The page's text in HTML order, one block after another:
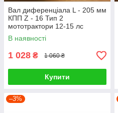
Вал диференціала L - 205 мм
КПП Z - 16 Тип 2
мототрактори 12-15 лс
В наявності
1 028 ₴ 1 060 ₴
Купити
–3%